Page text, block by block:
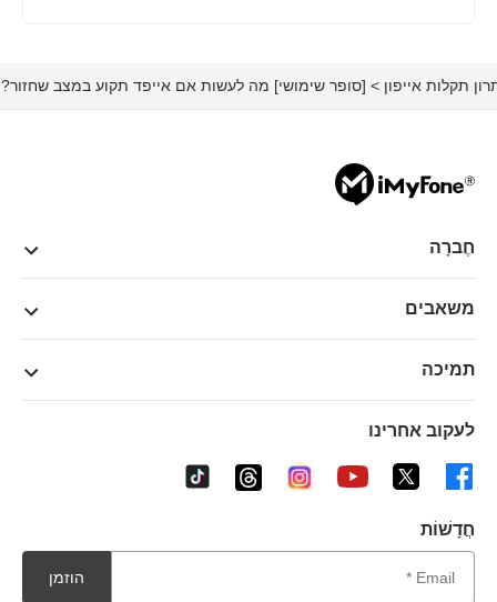
תקלות אייפון > [סופר שימושי] מה לעשות אם אייפד תקוע במצב שחזור? 4 פתרונות
חֶברָה
משאבים
תמיכה
לעקוב אחרינו
חֲדָשׁוֹת
הוזמן